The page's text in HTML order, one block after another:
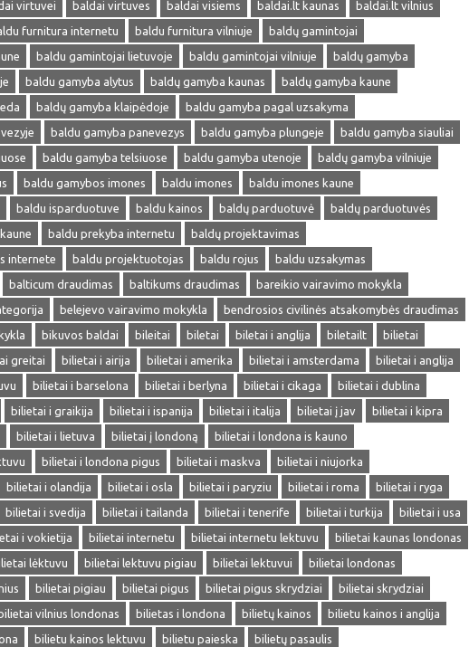
virtuvei baldai virtuves baldai visiems baldai.lt kaunas
baldai.lt vilnius
furnitura internetu baldu furnitura vilniuje
baldų gamintojai
baldu gamintojai lietuvoje baldu gamintojai vilniuje
baldų gamyba
baldu gamyba alytus baldų gamyba kaunas
baldų gamyba kaune
baldų gamyba klaipėdoje
baldu gamyba pagal uzsakyma
baldu gamyba panevezys baldu gamyba plungeje
baldu gamyba siauliai
baldu gamyba telsiuose baldu gamyba utenoje
baldų gamyba vilniuje
baldu gamybos imones baldu imones
baldu imones kaune
baldu isparduotuve baldu kainos baldų parduotuvė
baldų parduotuvės
baldu prekyba internetu
baldų projektavimas
internete
baldu projektuotojas baldu rojus
baldu uzsakymas
balticum draudimas baltikums draudimas
bareikio vairavimo mokykla
belejevo vairavimo mokykla
bendrosios civilinės atsakomybės draudimas
bikuvos baldai bileitai biletai biletai i anglija biletailt
bilietai
greitai bilietai i airija bilietai i amerika bilietai i amsterdama
bilietai i anglija
bilietai i barselona bilietai i berlyna bilietai i cikaga
bilietai i dublina
bilietai i graikija bilietai i ispanija bilietai i italija bilietai į jav
bilietai i kipra
bilietai i lietuva bilietai į londoną
bilietai i londona is kauno
bilietai i londona pigus bilietai i maskva
bilietai i niujorka
bilietai i olandija bilietai i osla bilietai i paryziu bilietai i roma
bilietai i ryga
bilietai i svedija bilietai i tailanda bilietai i tenerife bilietai i turkija
bilietai i usa
i vokietija bilietai internetu bilietai internetu lektuvu
bilietai kaunas londonas
lėktuvu bilietai lektuvu pigiau bilietai lektuvui
bilietai londonas
bilietai pigiau bilietai pigus bilietai pigus skrydziai
bilietai skrydziai
bilietai vilnius londonas bilietas i londona bilietų kainos
bilietu kainos i anglija
bilietu kainos lektuvu bilietu paieska
bilietų pasaulis